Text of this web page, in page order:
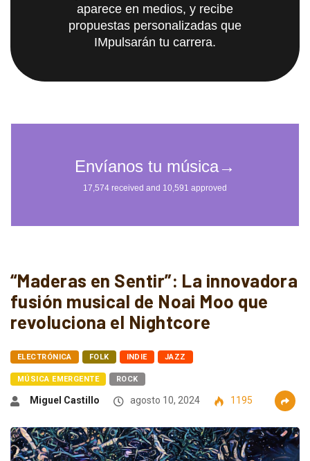
aparece en medios, y recibe
propuestas personalizadas que
IMpulsarán tu carrera.
“Maderas en Sentir”: La innovadora
fusión musical de Noai Moo que
revoluciona el Nightcore
ELECTRÓNICA FOLK INDIE JAZZ
MÚSICA EMERGENTE ROCK
Miguel Castillo agosto 10, 2024 1195